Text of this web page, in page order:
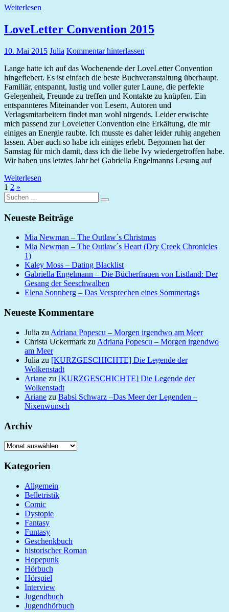
Weiterlesen
LoveLetter Convention 2015
10. Mai 2015 Julia Kommentar hinterlassen
Lange hatte ich auf das Wochenende der LoveLetter Convention
hingefiebert. Es ist einfach die beste Buchveranstaltung überhaupt.
Familiär, entspannt, lustig und voller guter Laune, die perfekte
Gelegenheit, Freunde zu treffen und Kontakte zu knüpfen. Ein
entspannteres Miteinander von Lesern, Autoren und
Verlagsmitarbeitern findet man wohl nirgends. Leider erwischte
mich passend zur Loveletter Convention eine Erkältung, die mir
einiges an Energie raubte. Ich musste es daher leider ruhig angehen
lassen. Aber auch so habe ich einiges erlebt. Begonnen hat der
Samstag für mich damit, dass ich die liebe Ivy wiedergetroffen habe.
Wir haben uns letztes Jahr bei Gabriella Engelmanns Lesung auf
Weiterlesen
Seitennummerierung
der
Beiträge
1 2 Nächste
Beiträge
»
Suchen
nach:
Suchen
Neueste Beiträge
Mia Newman – The Outlaw´s Christmas
Mia Newman – The Outlaw´s Heart (Dry Creek Chronicles
1)
Kaley Moss – Dating Blacklist
Gabriella Engelmann – Die Bücherfrauen von Listland: Der
Gesang der Seeschwalben
Elena Sonnberg – Das Versprechen eines Sommertags
Neueste Kommentare
Julia zu Adriana Popescu – Morgen irgendwo am Meer
Christa Uckermark zu Adriana Popescu – Morgen irgendwo
am Meer
Julia zu [KURZGESCHICHTE] Die Legende der
Wolkenstadt
Ariane zu [KURZGESCHICHTE] Die Legende der
Wolkenstadt
Ariane zu Babsi Schwarz –Das Meer der Legenden –
Nixenwunsch
Archiv
Archiv
Kategorien
Allgemein
Belletristik
Comic
Dystopie
Fantasy
Funtasy
Geschenkbuch
historischer Roman
Hopepunk
Hörbuch
Hörspiel
Interview
Jugendbuch
Jugendhörbuch